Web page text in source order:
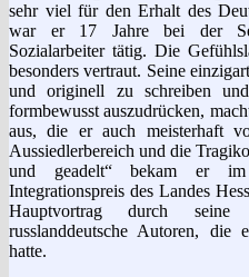
sehr viel für den Erhalt des
war er 17 Jahre bei der
Sozialarbeiter tätig. Die
besonders vertraut. Seine
und originell zu schreiben
formbewusst auszudrücken,
aus, die er auch meisterhaft
Aussiedlerbereich und die
und geadelt“ bekam er im
Integrationspreis des Landes
Hauptvortrag durch seine
russlanddeutsche Autoren, die
hatte.